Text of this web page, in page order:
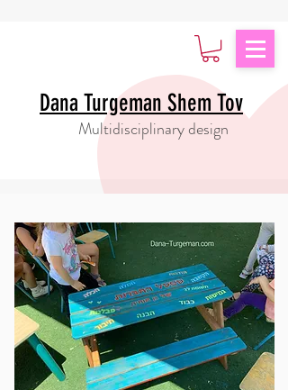
Multidisciplinary design
Dana Turgeman Shem Tov